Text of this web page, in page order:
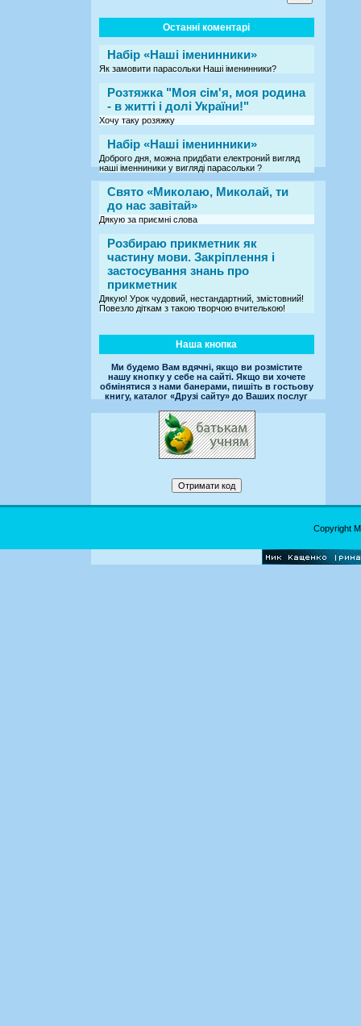
Останні коментарі
Набір «Наші іменинники»
Як замовити парасольки Наші іменинники?
Розтяжка "Моя сім'я, моя родина
- в житті і долі України!"
Хочу таку розяжку
Набір «Наші іменинники»
Доброго дня, можна придбати електроний вигляд
наші іменниники у вигляді парасольки ?
Свято «Миколаю, Миколай, ти
до нас завітай»
Дякую за приємні слова
Розбираю прикметник як
частину мови. Закріплення і
застосування знань про
прикметник
Дякую! Урок чудовий, нестандартний, змістовний!
Повезло діткам з такою творчою вчителькою!
Наша кнопка
Ми будемо Вам вдячні, якщо ви розмістите
нашу кнопку у себе на сайті. Якщо ви хочете
обмінятися з нами банерами, пишіть в гостьову
книгу, каталог «Друзі сайту» до Ваших послуг
Copyright